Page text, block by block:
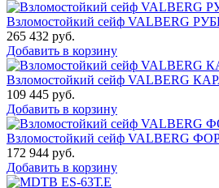
Взломостойкий сейф VALBERG
265 432 руб.
Добавить в корзину
Взломостойкий сейф VALBERG
109 445 руб.
Добавить в корзину
Взломостойкий сейф VALBERG
172 944 руб.
Добавить в корзину